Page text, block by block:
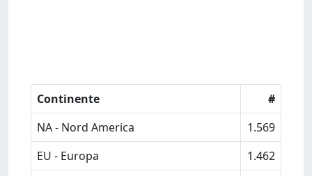
Continente
#
NA - Nord America
1.569
EU - Europa
1.462